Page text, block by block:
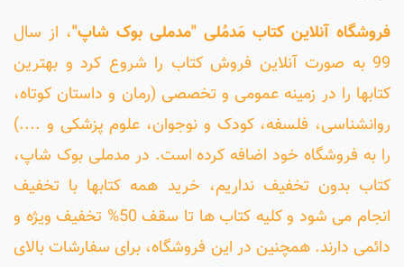
فروشگاه آنلاین کتاب مَدمُلی "مدملی بوک شاپ"، از سال
99 به صورت آنلاین فروش کتاب را شروع کرد و بهترین
کتابها را در زمینه عمومی و تخصصی (رمان و داستان کوتاه،
روانشناسی، فلسفه، کودک و نوجوان، علوم پزشکی و ....)
را به فروشگاه خود اضافه کرده است. در مدملی بوک شاپ،
کتاب بدون تخفیف نداریم، خرید همه کتابها با تخفیف
انجام می شود و کلیه کتاب ها تا سقف 50% تخفیف ویژه و
دائمی دارند. همچنین در این فروشگاه، برای سفارشات بالای